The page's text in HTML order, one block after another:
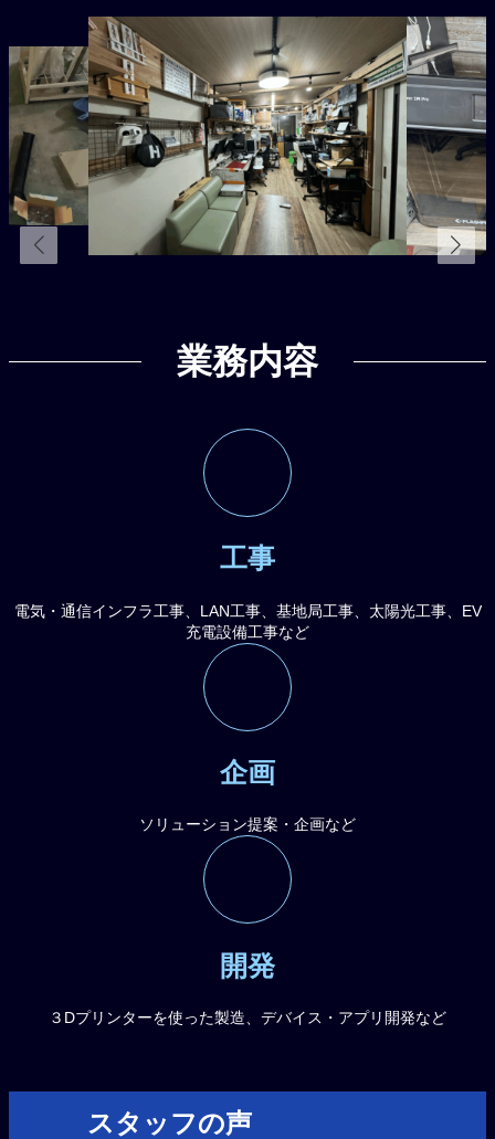
業務内容
工事
電気・通信インフラ工事、LAN工事、基地局工事、太陽光工事、EV
充電設備工事など
企画
ソリューション提案・企画など
開発
３Dプリンターを使った製造、デバイス・アプリ開発など
スタッフの声